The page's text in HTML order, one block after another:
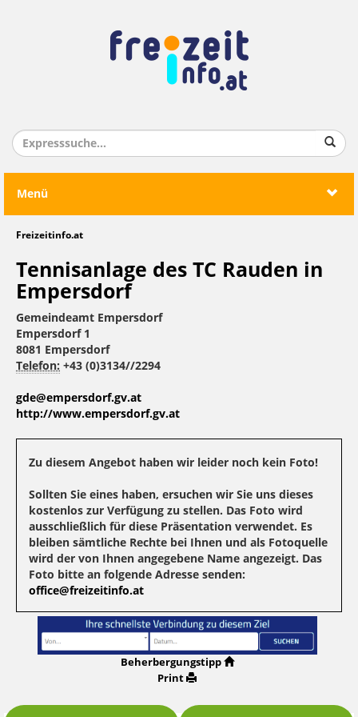
Menü
Freizeitinfo.at
Tennisanlage des TC Rauden in
Empersdorf
Gemeindeamt Empersdorf
Empersdorf 1
8081 Empersdorf
Telefon: +43 (0)3134//2294
gde@empersdorf.gv.at
http://www.empersdorf.gv.at
Zu diesem Angebot haben wir leider noch kein Foto!
Sollten Sie eines haben, ersuchen wir Sie uns dieses
kostenlos zur Verfügung zu stellen. Das Foto wird
ausschließlich für diese Präsentation verwendet. Es
bleiben sämtliche Rechte bei Ihnen und als Fotoquelle
wird der von Ihnen angegebene Name angezeigt. Das
Foto bitte an folgende Adresse senden:
office@freizeitinfo.at
Beherbergungstipp
Print